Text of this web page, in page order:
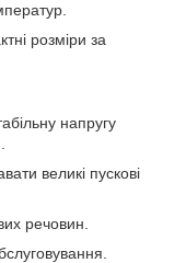
розміри за
напругу
великі пускові
речовин.